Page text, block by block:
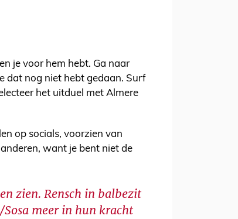
je voor hem hebt. Ga naar
dat nog niet hebt gedaan. Surf
het uitduel met Almere
op socials, voorzien van
want je bent niet de
zien. Rensch in balbezit
meer in hun kracht